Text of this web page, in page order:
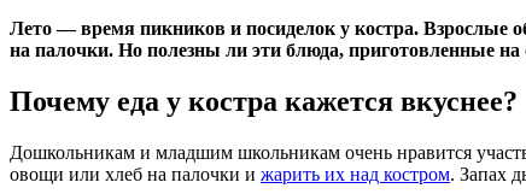
Лето — время пикников и посиделок у костра.
на палочки. Но полезны ли эти блюда, приготовленные
Почему еда у костра кажется вкуснее?
Дошкольникам и младшим школьникам очень нравится
овощи или хлеб на палочки и жарить их над костром. Запах